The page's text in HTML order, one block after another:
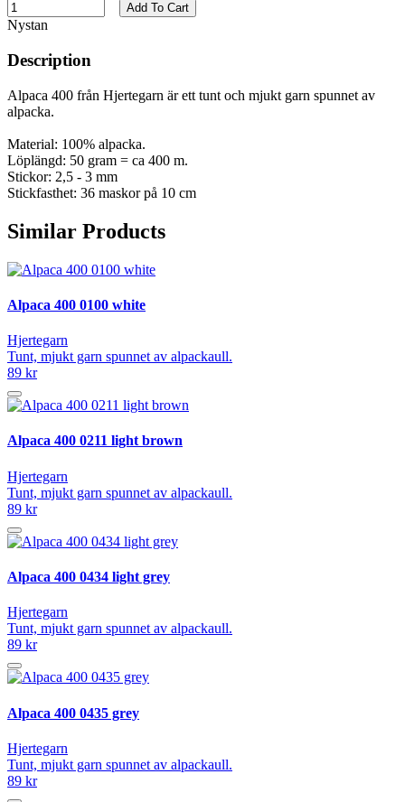
Nystan
Add To Cart
Description
Alpaca 400 från Hjertegarn är ett tunt och mjukt garn spunnet av
alpacka.
Material: 100% alpacka.
Löplängd: 50 gram = ca 400 m.
Stickor: 2,5 - 3 mm
Stickfasthet: 36 maskor på 10 cm
Similar Products
Alpaca 400 0100 white
Hjertegarn
Tunt, mjukt garn spunnet av alpackaull.
89 kr
Alpaca 400 0211 light brown
Hjertegarn
Tunt, mjukt garn spunnet av alpackaull.
89 kr
Alpaca 400 0434 light grey
Hjertegarn
Tunt, mjukt garn spunnet av alpackaull.
89 kr
Alpaca 400 0435 grey
Hjertegarn
Tunt, mjukt garn spunnet av alpackaull.
89 kr